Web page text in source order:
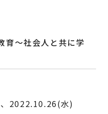
育～社会人と共に学
2022.10.26(水)